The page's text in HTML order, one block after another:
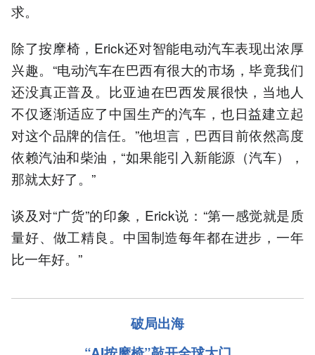
求。
除了按摩椅，Erick还对智能电动汽车表现出浓厚
兴趣。“电动汽车在巴西有很大的市场，毕竟我们
还没真正普及。比亚迪在巴西发展很快，当地人
不仅逐渐适应了中国生产的汽车，也日益建立起
对这个品牌的信任。”他坦言，巴西目前依然高度
依赖汽油和柴油，“如果能引入新能源（汽车），
那就太好了。”
谈及对“广货”的印象，Erick说：“第一感觉就是质
量好、做工精良。中国制造每年都在进步，一年
比一年好。”
破局出海